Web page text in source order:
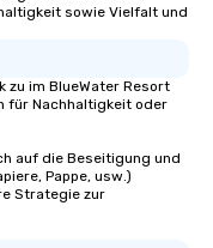
sowie Vielfalt und
zu im BlueWater Resort
für Nachhaltigkeit oder
auf die Beseitigung und
Pappe, usw.)
Strategie zur